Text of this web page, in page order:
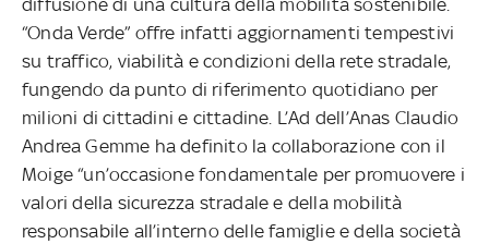
“Onda Verde” offre infatti aggiornamenti tempestivi
su traffico, viabilità e condizioni della rete stradale,
fungendo da punto di riferimento quotidiano per
milioni di cittadini e cittadine. L’Ad dell’Anas Claudio
Andrea Gemme ha definito la collaborazione con il
Moige “un’occasione fondamentale per promuovere i
valori della sicurezza stradale e della mobilità
responsabile all’interno delle famiglie e della società